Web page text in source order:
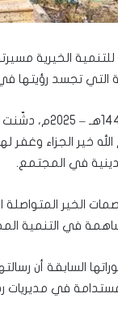
الخيرية
التي تجسد
وفي إطار
خير الجزاء وغفر
في المجتمع.
الخير
في التنمية
السابقة أن
في